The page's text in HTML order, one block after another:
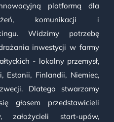
platformą dla
komunikacji i
Widzimy potrzebę
inwestycji w farmy
- lokalny przemysł,
Estonii, Finlandii, Niemiec,
Dlatego stwarzamy
głosem przedstawicieli
założycieli start-upów,